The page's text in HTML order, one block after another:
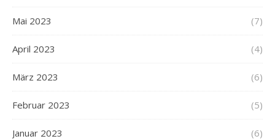
Mai 2023 (7)
April 2023 (4)
März 2023 (6)
Februar 2023 (5)
Januar 2023 (6)